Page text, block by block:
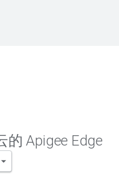
的 Apigee Edge